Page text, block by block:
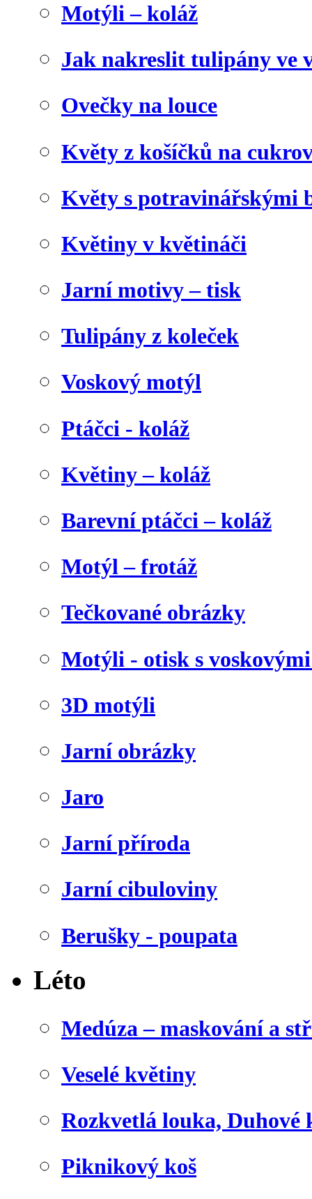
Motýli – koláž
Jak nakreslit tulipány ve
Ovečky na louce
Květy z košíčků na
Květy s potravinářskými
Květiny v květináči
Jarní motivy – tisk
Tulipány z koleček
Voskový motýl
Ptáčci - koláž
Květiny – koláž
Barevní ptáčci – koláž
Motýl – frotáž
Tečkované obrázky
Motýli - otisk s
3D motýli
Jarní obrázky
Jaro
Jarní příroda
Jarní cibuloviny
Berušky - poupata
Léto
Medúza – maskování a
Veselé květiny
Rozkvetlá louka, Duhové
Piknikový koš